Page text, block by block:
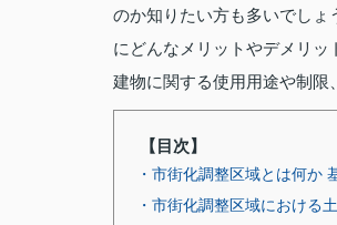
のか知りたい方も多いでし
にどんなメリットやデメリッ
建物に関する使用用途や制限
【目次】
・市街化調整区域とは何か
・市街化調整区域における